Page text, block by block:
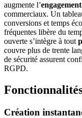
augmente l’engagement
commerciaux. Un
conversions et temps
fréquentes libère du
ouverte s’intègre à tout
couvre plus de trente
de sécurité assurent
RGPD.
Création